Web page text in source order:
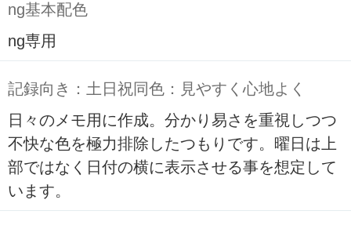
ng基本配色
ng専用
記録向き：土日祝同色：見やすく心地よく
日々のメモ用に作成。分かり易さを重視しつつ
不快な色を極力排除したつもりです。曜日は上
部ではなく日付の横に表示させる事を想定して
います。